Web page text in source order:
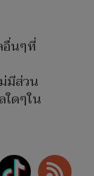
นๆที่
มีส่วน
ดๆใน